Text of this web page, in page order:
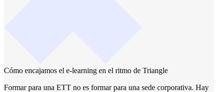
Cómo encajamos el e-learning en el ritmo de Triangle
Formar para una ETT no es formar para una sede corporativa. Hay